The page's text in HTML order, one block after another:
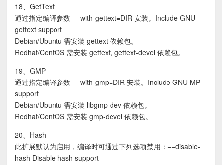
18、GetText
通过指定编译参数 −−with-gettext=DIR 安装。Include GNU
gettext support
Debian/Ubuntu 需安装 gettext 依赖包。
Redhat/CentOS 需安装 gettext, gettext-devel 依赖包。
19、GMP
通过指定编译参数 −−with-gmp=DIR 安装。Include GNU MP
support
Debian/Ubuntu 需安装 libgmp-dev 依赖包。
Redhat/CentOS 需安装 gmp-devel 依赖包。
20、Hash
此扩展默认为启用，编译时可通过下列选项禁用：−−disable-
hash Disable hash support